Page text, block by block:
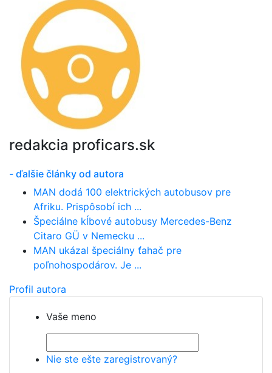
redakcia proficars.sk
- ďalšie články od autora
MAN dodá 100 elektrických autobusov pre
Afriku. Prispôsobí ich ...
Špeciálne kĺbové autobusy Mercedes-Benz
Citaro GÜ v Nemecku ...
MAN ukázal špeciálny ťahač pre
poľnohospodárov. Je ...
Profil autora
Vaše meno
Nie ste ešte zaregistrovaný?